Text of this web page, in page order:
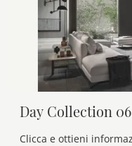
Day Collection 06